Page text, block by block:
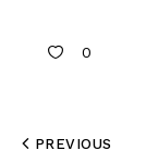
0
PREVIOUS